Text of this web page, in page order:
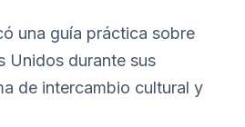
una guía práctica sobre
Unidos durante sus
de intercambio cultural y